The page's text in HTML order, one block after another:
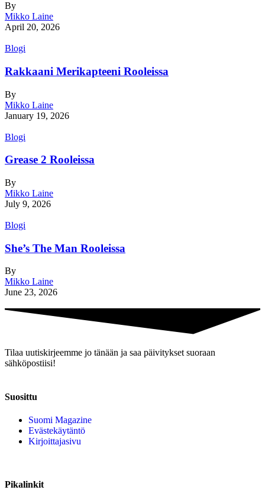
By
Mikko Laine
April 20, 2026
Blogi
Rakkaani Merikapteeni Rooleissa
By
Mikko Laine
January 19, 2026
Blogi
Grease 2 Rooleissa
By
Mikko Laine
July 9, 2026
Blogi
She’s The Man Rooleissa
By
Mikko Laine
June 23, 2026
Tilaa uutiskirjeemme jo tänään ja saa päivitykset suoraan
sähköpostiisi!
Suosittu
Suomi Magazine
Evästekäytäntö
Kirjoittajasivu
Pikalinkit